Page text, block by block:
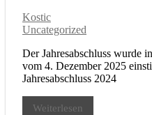
Kostic
Uncategorized
Der Jahresabschluss wurde
vom 4. Dezember 2025
Jahresabschluss 2024
Weiterlesen